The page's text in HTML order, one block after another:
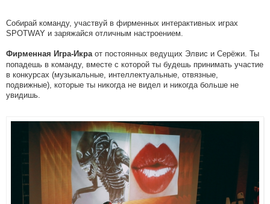
Собирай команду, участвуй в фирменных интерактивных играх
SPOTWAY и заряжайся отличным настроением.
Фирменная Игра-Икра от постоянных ведущих Элвис и Серёжи. Ты
попадешь в команду, вместе с которой ты будешь принимать участие
в конкурсах (музыкальные, интеллектуальные, отвязные,
подвижные), которые ты никогда не видел и никогда больше не
увидишь.